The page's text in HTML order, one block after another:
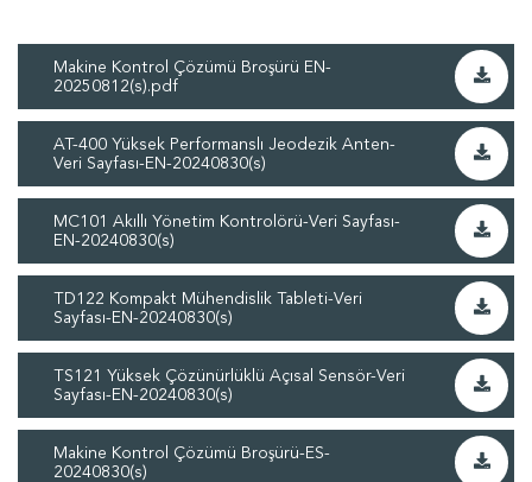
Makine Kontrol Çözümü Broşürü EN-
20250812(s).pdf
AT-400 Yüksek Performanslı Jeodezik Anten-
Veri Sayfası-EN-20240830(s)
MC101 Akıllı Yönetim Kontrolörü-Veri Sayfası-
EN-20240830(s)
TD122 Kompakt Mühendislik Tableti-Veri
Sayfası-EN-20240830(s)
TS121 Yüksek Çözünürlüklü Açısal Sensör-Veri
Sayfası-EN-20240830(s)
Makine Kontrol Çözümü Broşürü-ES-
20240830(s)